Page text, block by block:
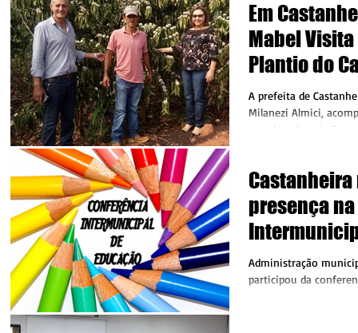
Em
Mabel
Plantio do
A prefeita de
Milanezi Almici,
coordenada pelo
Castanheira
presença
Administração
participou da
intermunicipal que